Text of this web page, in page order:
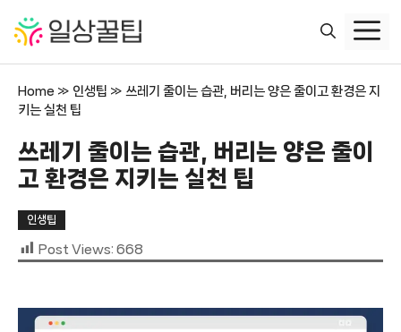
Home » 인생팁 » 쓰레기 줄이는 습관, 버리는 양은 줄이고 환경은 지
키는 실천 팁
쓰레기 줄이는 습관, 버리는 양은 줄이
고 환경은 지키는 실천 팁
인생팁
Post Views: 668